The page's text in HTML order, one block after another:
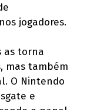
jogadores.
as torna
mas também
O Nintendo
e